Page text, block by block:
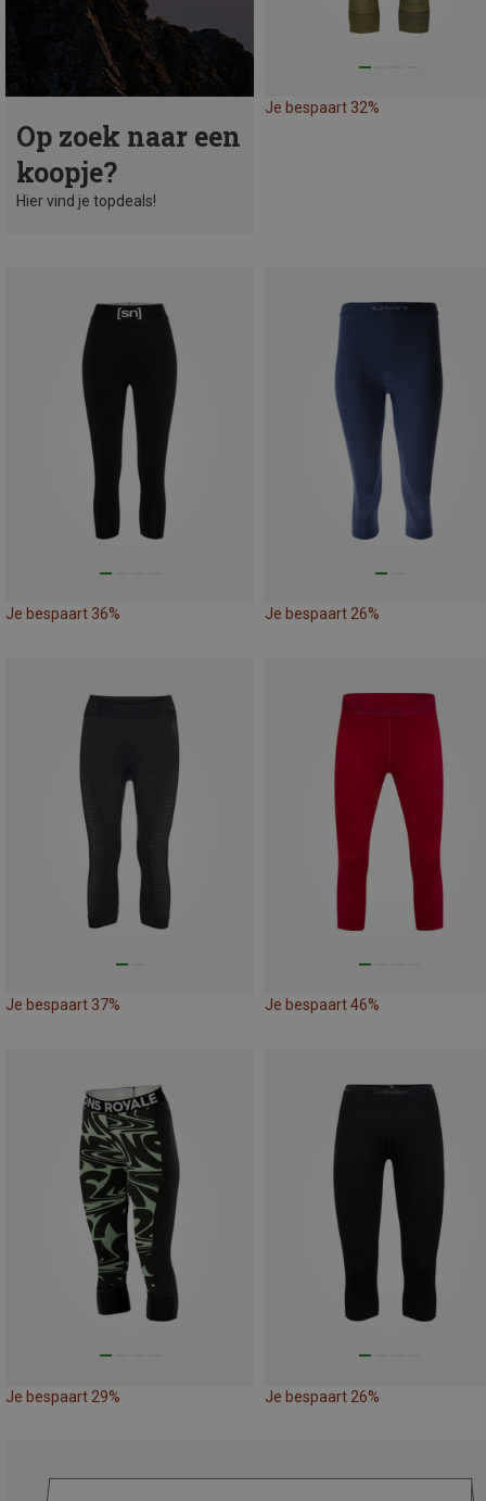
Op zoek naar een
koopje?
Hier vind je topdeals!
Je bespaart 32%
Je bespaart 36% Je bespaart 26%
Je bespaart 37% Je bespaart 46%
Je bespaart 29% Je bespaart 26%